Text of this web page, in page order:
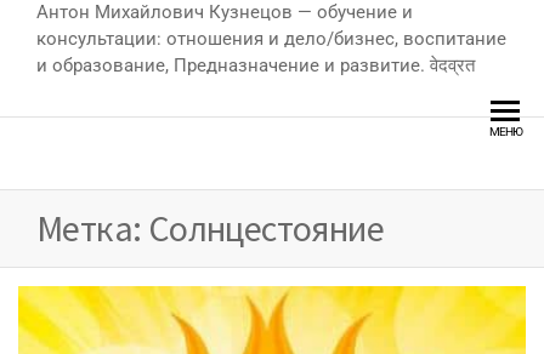
Антон Михайлович Кузнецов — обучение и
консультации: отношения и дело/бизнес, воспитание
и образование, Предназначение и развитие. वेदव्रत
МЕНЮ
Метка: Солнцестояние